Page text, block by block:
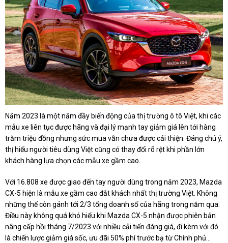
Năm 2023 là một năm đầy biến động của thị trường ô tô Việt, khi các
mẫu xe liên tục được hãng và đại lý mạnh tay giảm giá lên tới hàng
trăm triệu đồng nhưng sức mua vẫn chưa được cải thiện. Đáng chú ý,
thị hiếu người tiêu dùng Việt cũng có thay đổi rõ rệt khi phần lớn
khách hàng lựa chọn các mẫu xe gầm cao.
Với 16.808 xe được giao đến tay người dùng trong năm 2023, Mazda
CX-5 hiện là mẫu xe gầm cao đắt khách nhất thị trường Việt. Không
những thế còn gánh tới 2/3 tổng doanh số của hãng trong năm qua.
Điều này không quá khó hiểu khi Mazda CX-5 nhận được phiên bản
nâng cấp hồi tháng 7/2023 với nhiều cải tiến đáng giá, đi kèm với đó
là chiến lược giảm giá sốc, ưu đãi 50% phí trước bạ từ Chính phủ...